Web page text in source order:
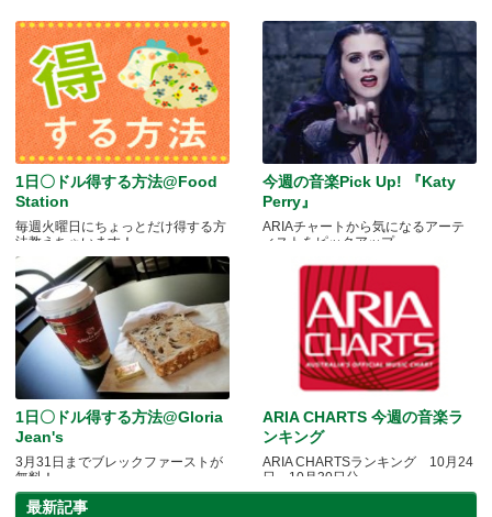
1日〇ドル得する方法@Food
Station
毎週火曜日にちょっとだけ得する方
法教えちゃいます！
今週の音楽Pick Up! 『Katy
Perry』
ARIAチャートから気になるアーテ
ィストをピックアップ
1日〇ドル得する方法@Gloria
Jean's
3月31日までブレックファーストが
無料！
ARIA CHARTS 今週の音楽ラ
ンキング
ARIA CHARTSランキング 10月24
日～10月30日分
最新記事